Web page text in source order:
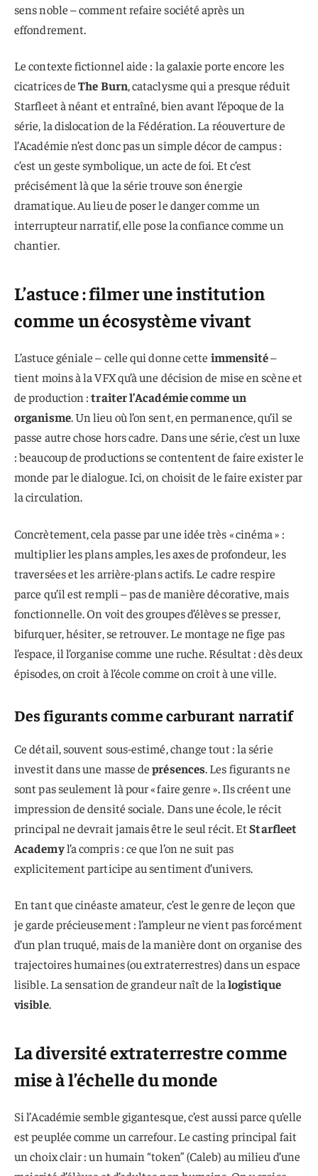
sens noble – comment refaire société après un
effondrement.
Le contexte fictionnel aide : la galaxie porte encore les
cicatrices deThe Burn, cataclysme qui a presque réduit
Starfleet à néant et entraîné, bien avant l’époque de la
série, la dislocation de la Fédération. La réouverture de
l’Académie n’est donc pas un simple décor de campus :
c’est un geste symbolique, un acte de foi. Et c’est
précisément là que la série trouve son énergie
dramatique. Au lieu de poser le danger comme un
interrupteur narratif, elle pose la confiance comme un
chantier.
L’astuce : filmer une institution
comme un écosystème vivant
L’astuce géniale – celle qui donne cette immensité–
tient moins à la VFX qu’à une décision de mise en scène et
de production :traiter l’Académie comme un
organisme. Un lieu où l’on sent, en permanence, qu’il se
passe autre chose hors cadre. Dans une série, c’est un luxe
: beaucoup de productions se contentent de faire exister le
monde par le dialogue. Ici, on choisit de le faire exister par
la circulation.
Concrètement, cela passe par une idée très « cinéma » :
multiplier les plans amples, les axes de profondeur, les
traversées et les arrière-plans actifs. Le cadre respire
parce qu’il est rempli – pas de manière décorative, mais
fonctionnelle. On voit des groupes d’élèves se presser,
bifurquer, hésiter, se retrouver. Le montage ne fige pas
l’espace, il l’organise comme une ruche. Résultat : dès deux
épisodes, on croit à l’école comme on croit à une ville.
Des figurants comme carburant narratif
Ce détail, souvent sous-estimé, change tout : la série
investit dans une masse deprésences. Les figurants ne
sont pas seulement là pour « faire genre ». Ils créent une
impression de densité sociale. Dans une école, le récit
principal ne devrait jamais être le seul récit. EtStarfleet
Academyl’a compris : ce que l’on ne suit pas
explicitement participe au sentiment d’univers.
En tant que cinéaste amateur, c’est le genre de leçon que
je garde précieusement : l’ampleur ne vient pas forcément
d’un plan truqué, mais de la manière dont on organise des
trajectoires humaines (ou extraterrestres) dans un espace
lisible. La sensation de grandeur naît de lalogistique
visible.
La diversité extraterrestre comme
mise à l’échelle du monde
Si l’Académie semble gigantesque, c’est aussi parce qu’elle
est peuplée comme un carrefour. Le casting principal fait
un choix clair : un humain “token” (Caleb) au milieu d’une